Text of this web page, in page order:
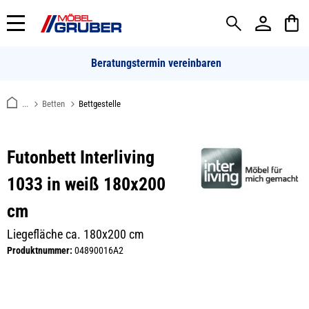
springen
Beratungstermin vereinbaren
... Betten Bettgestelle
Futonbett Interliving
1033 in weiß 180x200
cm
Liegefläche ca. 180x200 cm
Produktnummer: 04890016A2